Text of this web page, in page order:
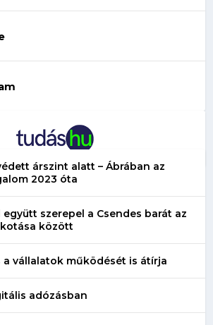
árszint alatt – Ábrában az
2023 óta
szerepel a Csendes barát az
között
a vállalatok működését is átírja
adózásban